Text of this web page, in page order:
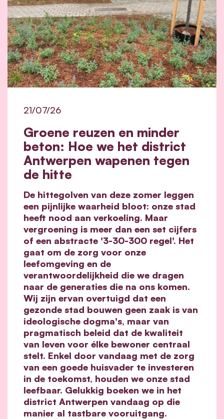
Groene reuzen en minder
beton: Hoe we het district
Antwerpen wapenen tegen
de hitte
21/07/26
De hittegolven van deze zomer leggen
een pijnlijke waarheid bloot: onze stad
heeft nood aan verkoeling. Maar
vergroening is meer dan een set cijfers
of een abstracte '3-30-300 regel'. Het
gaat om de zorg voor onze
leefomgeving en de
verantwoordelijkheid die we dragen
naar de generaties die na ons komen.
Wij zijn ervan overtuigd dat een
gezonde stad bouwen geen zaak is van
ideologische dogma's, maar van
pragmatisch beleid dat de kwaliteit
van leven voor élke bewoner centraal
stelt. Enkel door vandaag met de zorg
van een goede huisvader te investeren
in de toekomst, houden we onze stad
leefbaar. Gelukkig boeken we in het
district Antwerpen vandaag op die
manier al tastbare vooruitgang.